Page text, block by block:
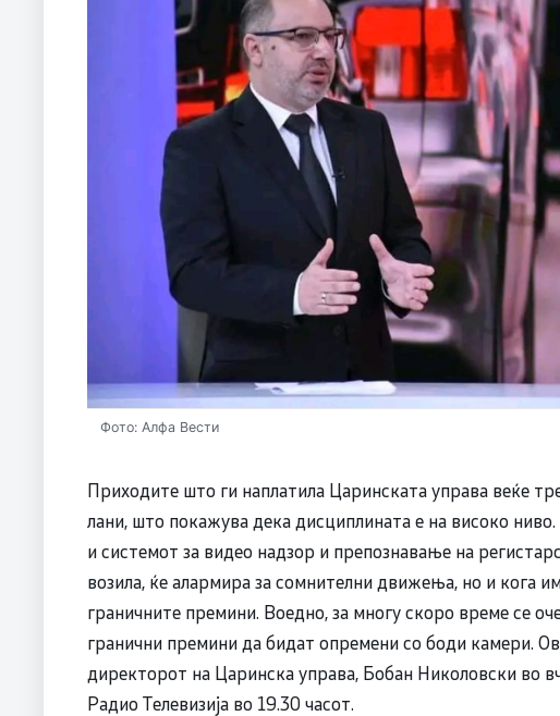
Фото: Алфа Вести
Приходите што ги наплатила Царинската управа веќе
лани, што покажува дека дисциплината е на високо
и системот за видео надзор и препознавање на
возила, ќе алармира за сомнителни движења, но и кога
граничните премини. Воедно, за многу скоро време се
гранични премини да бидат опремени со боди камери.
директорот на Царинска управа, Бобан Николовски во
Радио Телевизија во 19.30 часот.